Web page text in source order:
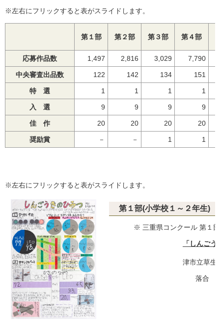
※左右にフリックすると表がスライドします。
第１部 第２部 第３部 第４部
応募作品数 1,497 2,816 3,029 7,790
中央審査出品数 122 142 134 151
特 選 1 1 1 1
入 選 9 9 9 9
佳 作 20 20 20 20
奨励賞 － － 1 1
※左右にフリックすると表がスライドします。
第１部(小学校１～２年生)
※ 三重県コンクール 第１
「しんご
津市立草
落合